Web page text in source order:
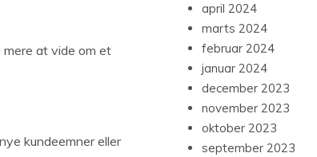
mere at vide om et
kundeemner eller
april 2024
marts 2024
februar 2024
januar 2024
december 2023
november 2023
oktober 2023
september 2023